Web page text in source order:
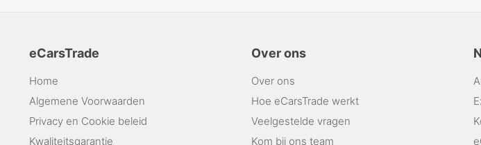
eCarsTrade
Home
Algemene Voorwaarden
Privacy en Cookie beleid
Kwaliteitsgarantie
Over ons
Over ons
Hoe eCarsTrade werkt
Veelgestelde vragen
Kom bij ons team